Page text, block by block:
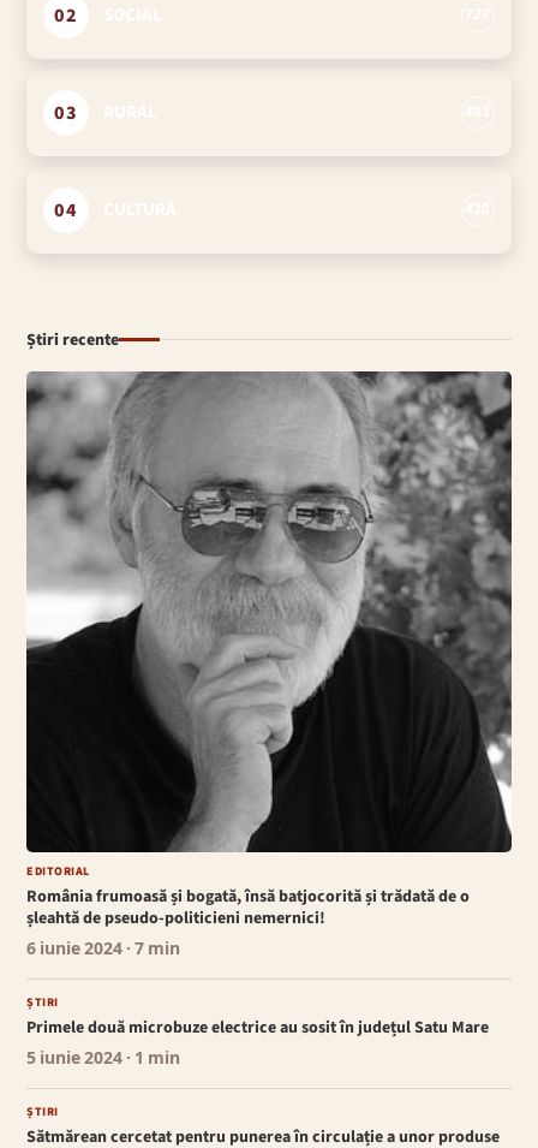
02
03
04
Știri recente
EDITORIAL
România frumoasă și bogată, însă batjocorită și trădată de o
șleahtă de pseudo-politicieni nemernici!
6 iunie 2024 · 7 min
ȘTIRI
Primele două microbuze electrice au sosit în județul Satu Mare
5 iunie 2024 · 1 min
ȘTIRI
Sătmărean cercetat pentru punerea în circulație a unor produse